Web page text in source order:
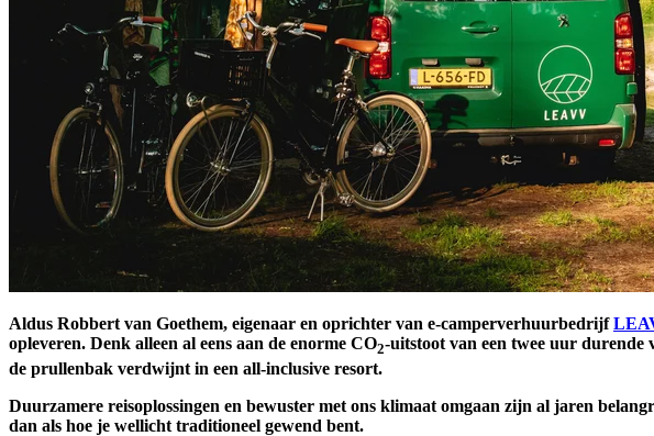
Aldus Robbert van Goethem, eigenaar en oprichter van e-camperverhuurbedrijf
opleveren. Denk alleen al eens aan de enorme CO2-uitstoot van een twee uur durende
de prullenbak verdwijnt in een all-inclusive resort.
Duurzamere reisoplossingen en bewuster met ons klimaat omgaan zijn al jaren
dan als hoe je wellicht traditioneel gewend bent.